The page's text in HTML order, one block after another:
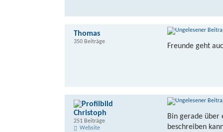
Freunde geht
Thomas
350 Beiträge
Bin gerade über
beschreiben
Christoph
251 Beiträge
Website